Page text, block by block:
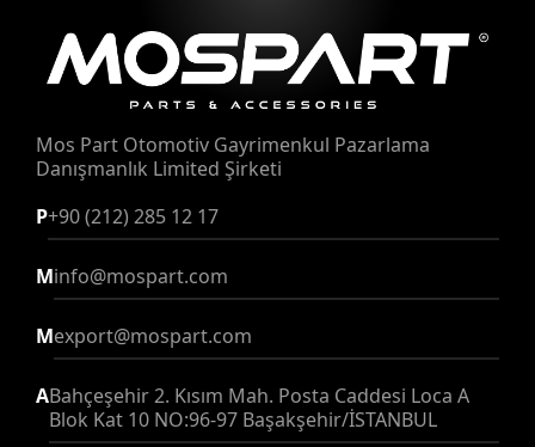
Mos Part Otomotiv Gayrimenkul Pazarlama
Danışmanlık Limited Şirketi
P+90 (212) 285 12 17
Minfo@mospart.com
Mexport@mospart.com
ABahçeşehir 2. Kısım Mah. Posta Caddesi Loca A
Blok Kat 10 NO:96-97 Başakşehir/İSTANBUL